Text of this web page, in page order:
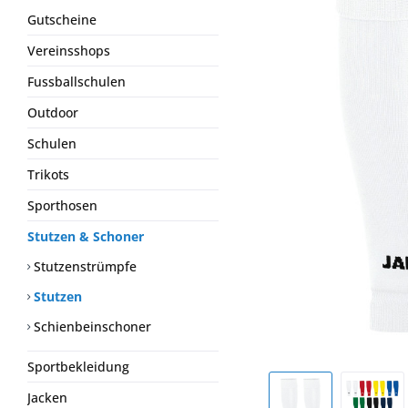
Gutscheine
Vereinsshops
Fussballschulen
Outdoor
Schulen
Trikots
Sporthosen
Stutzen & Schoner
Stutzenstrümpfe
Stutzen
Schienbeinschoner
Sportbekleidung
Jacken